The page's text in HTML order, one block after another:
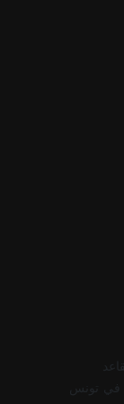
في تونس